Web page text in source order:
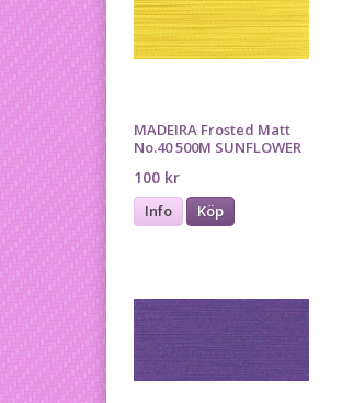
MADEIRA Frosted Matt
No.40 500M SUNFLOWER
100 kr
Info Köp